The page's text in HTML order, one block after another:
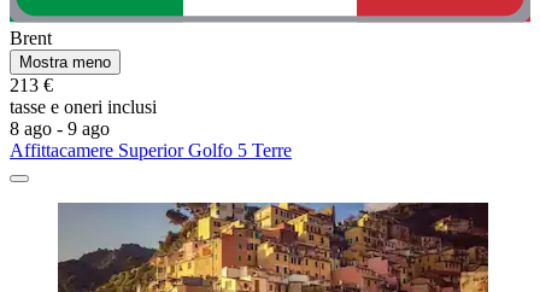
Brent
Mostra meno
213 €
tasse e oneri inclusi
8 ago - 9 ago
Affittacamere Superior Golfo 5 Terre